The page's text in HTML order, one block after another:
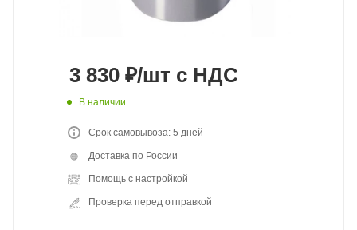
3 830 ₽/шт с НДС
В наличии
Срок самовывоза: 5 дней
Доставка по России
Помощь с настройкой
Проверка перед отправкой